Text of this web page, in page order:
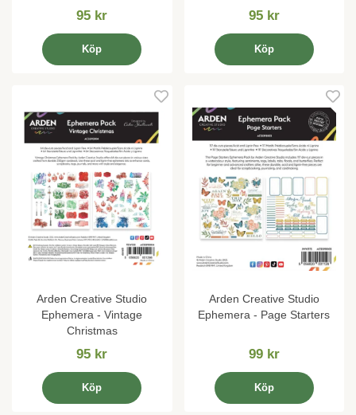
95 kr
Köp
95 kr
Köp
Arden Creative Studio
Ephemera - Vintage
Christmas
95 kr
Köp
Arden Creative Studio
Ephemera - Page Starters
99 kr
Köp